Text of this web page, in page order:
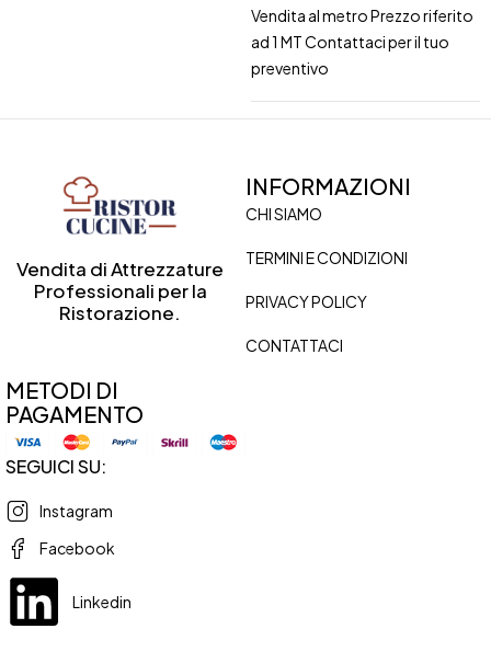
Vendita al metro Prezzo riferito
ad 1 MT Contattaci per il tuo
preventivo
Vendita di Attrezzature
Professionali per la
Ristorazione.
INFORMAZIONI
CHI SIAMO
TERMINI E CONDIZIONI
PRIVACY POLICY
CONTATTACI
METODI DI
PAGAMENTO
SEGUICI SU:
Instagram
Facebook
Linkedin